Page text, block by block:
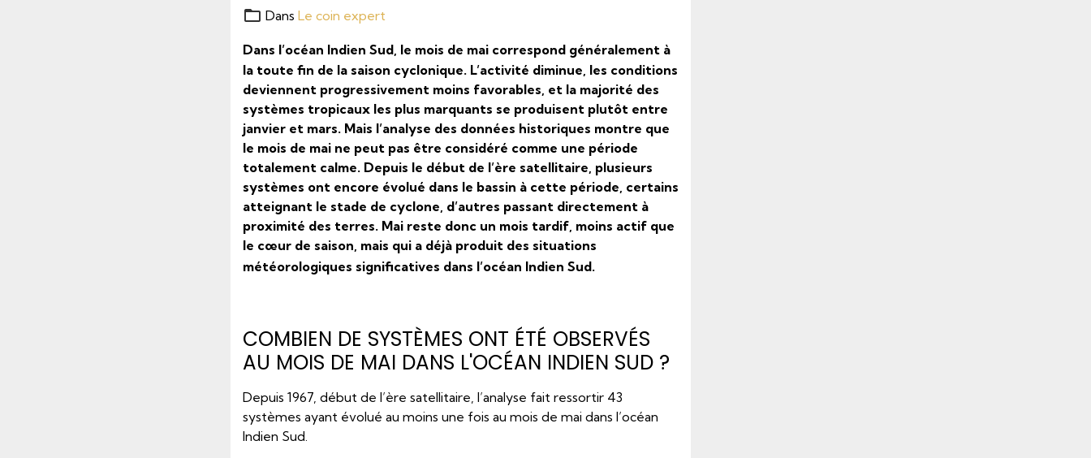
Dans Le coin expert
Dans l’océan Indien Sud, le mois de mai correspond généralement à
la toute fin de la saison cyclonique. L’activité diminue, les conditions
deviennent progressivement moins favorables, et la majorité des
systèmes tropicaux les plus marquants se produisent plutôt entre
janvier et mars. Mais l’analyse des données historiques montre que
le mois de mai ne peut pas être considéré comme une période
totalement calme. Depuis le début de l’ère satellitaire, plusieurs
systèmes ont encore évolué dans le bassin à cette période, certains
atteignant le stade de cyclone, d’autres passant directement à
proximité des terres. Mai reste donc un mois tardif, moins actif que
le cœur de saison, mais qui a déjà produit des situations
météorologiques significatives dans l’océan Indien Sud.
COMBIEN DE SYSTÈMES ONT ÉTÉ OBSERVÉS
AU MOIS DE MAI DANS L'OCÉAN INDIEN SUD ?
Depuis 1967, début de l’ère satellitaire, l’analyse fait ressortir 43
systèmes ayant évolué au moins une fois au mois de mai dans l’océan
Indien Sud.